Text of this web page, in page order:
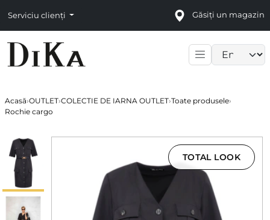
Serviciu clienți Găsiți un magazin
Acasă›OUTLET›COLECTIE DE IARNA OUTLET›Toate produsele›
Rochie cargo
TOTAL LOOK